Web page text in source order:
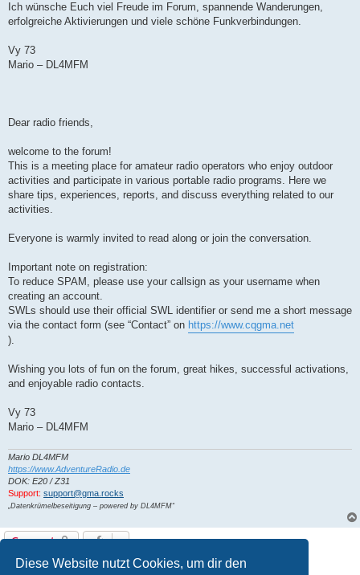
Diese Website nutzt Cookies, um dir den
Ich wünsche Euch viel Freude im Forum, spannende Wanderungen,
erfolgreiche Aktivierungen und viele schöne Funkverbindungen.
Vy 73
Mario – DL4MFM
Dear radio friends,
welcome to the forum!
This is a meeting place for amateur radio operators who enjoy outdoor
activities and participate in various portable radio programs. Here we
share tips, experiences, reports, and discuss everything related to our
activities.
Everyone is warmly invited to read along or join the conversation.
Important note on registration:
To reduce SPAM, please use your callsign as your username when
creating an account.
SWLs should use their official SWL identifier or send me a short message
via the contact form (see “Contact” on https://www.cqgma.net
).
Wishing you lots of fun on the forum, great hikes, successful activations,
and enjoyable radio contacts.
Vy 73
Mario – DL4MFM
Mario DL4MFM
https://www.AdventureRadio.de
DOK: E20 / Z31
Support: support@gma.rocks
„Datenkrümelbeseitigung – powered by DL4MFM“
Gesperrt
1 Beitrag • Seite1von 1